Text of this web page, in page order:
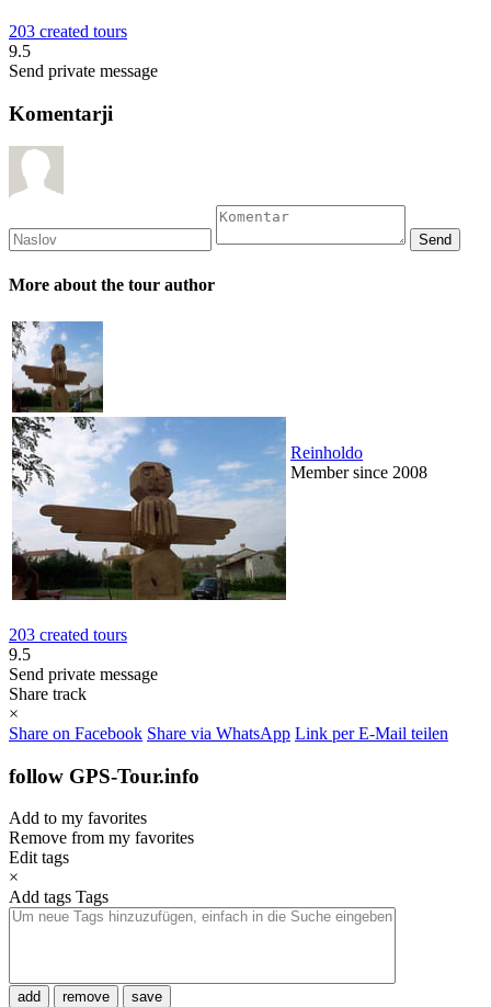
203 created tours
9.5
Send private message
Komentarji
More about the tour author
Reinholdo
Member since 2008
203 created tours
9.5
Send private message
Share track
×
Share on Facebook Share via WhatsApp Link per E-Mail teilen
follow GPS-Tour.info
Add to my favorites
Remove from my favorites
Edit tags
×
Add tags Tags
add remove save